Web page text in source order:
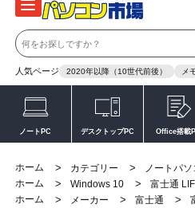
人気ページ 2020年以降（10世代前後） メ
ノートPC デスクトップPC Office搭載
ホーム > カテゴリー > ノートパソ
ホーム
> Windows 10 >
富士通
ホーム
> メーカー > 富士通 >